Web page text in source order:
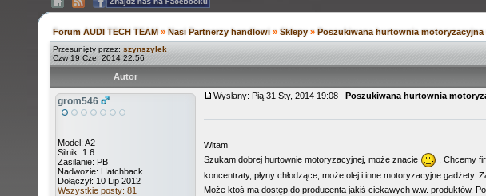
Forum AUDI TECH TEAM » Nasi Partnerzy handlowi » Sklepy » Poszukiwana hurtownia
Przesunięty przez: szynszylek
Czw 19 Cze, 2014 22:56
Autor
grom546
Model: A2
Silnik: 1.6
Zasilanie: PB
Nadwozie: Hatchback
Dołączył: 10 Lip 2012
Wszystkie posty: 81
Wysłany: Pią 31 Sty, 2014 19:08 Poszukiwana hurtownia
Witam
Szukam dobrej hurtownie motoryzacyjnej, może znacie
. Chcemy
koncentraty, płyny chłodzące, może olej i inne motoryzacyjne gadżety.
Może ktoś ma dostęp do producenta jakiś ciekawych w.w. produktów.